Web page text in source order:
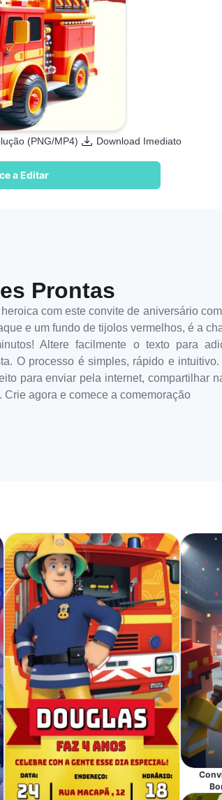
(PNG/MP4) Download Imediato
a Editar
Prontas
com este convite de aniversário
e um fundo de tijolos vermelhos, é a
Altere facilmente o texto para
O processo é simples, rápido e
para enviar pela internet, compartilhar
agora e comece a comemoração